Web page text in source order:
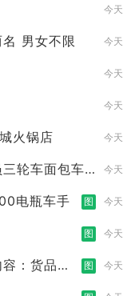
今天
男女不限 今天
今天
今天
火锅店 今天
轮车面包车
今天
电瓶车手 图 今天
图 今天
：货品分
图 今天